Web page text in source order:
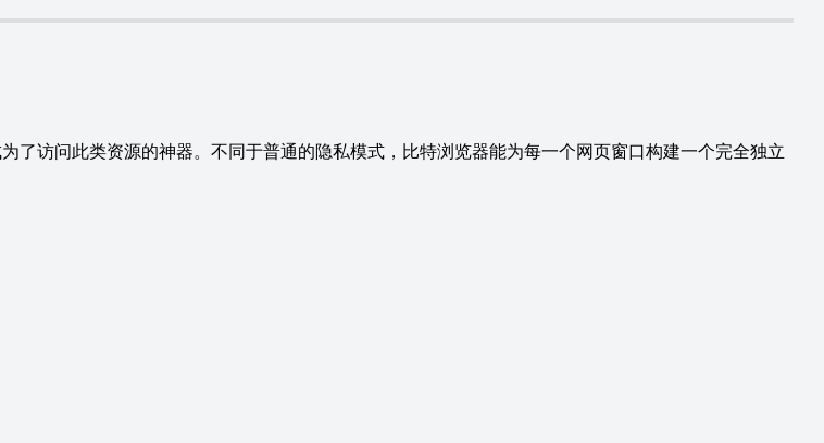
了访问此类资源的神器。不同于普通的隐私模式，比特浏览器能为每一个网页窗口构建一个完全独立